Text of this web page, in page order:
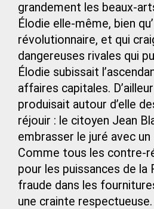
grandement les beaux-
Élodie elle-même, bien
révolutionnaire, et qui
dangereuses rivales qui
Élodie subissait
affaires capitales.
produisait autour d’elle
réjouir : le citoyen Jean
embrasser le juré avec
Comme tous les contre-
pour les puissances de la
fraude dans les
une crainte